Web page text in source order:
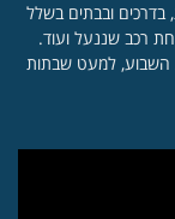
בדרכים ובבתים בשלל
רכב שננעל ועוד.
בכל ימות השבוע, למעט שבתות